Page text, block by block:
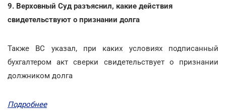
9. Верховный Суд разъяснил, какие действия
свидетельствуют о признании долга
Также ВС указал, при каких условиях подписанный
бухгалтером акт сверки свидетельствует о признании
должником долга
Подробнее